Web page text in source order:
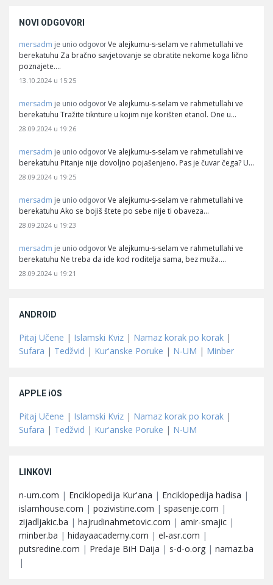
NOVI ODGOVORI
mersadm je unio odgovor Ve alejkumu-s-selam ve rahmetullahi ve
berekatuhu Za bračno savjetovanje se obratite nekome koga lično
poznajete.…
13.10.2024 u 15:25
mersadm je unio odgovor Ve alejkumu-s-selam ve rahmetullahi ve
berekatuhu Tražite tiknture u kojim nije korišten etanol. One u…
28.09.2024 u 19:26
mersadm je unio odgovor Ve alejkumu-s-selam ve rahmetullahi ve
berekatuhu Pitanje nije dovoljno pojašenjeno. Pas je čuvar čega? U…
28.09.2024 u 19:25
mersadm je unio odgovor Ve alejkumu-s-selam ve rahmetullahi ve
berekatuhu Ako se bojiš štete po sebe nije ti obaveza…
28.09.2024 u 19:23
mersadm je unio odgovor Ve alejkumu-s-selam ve rahmetullahi ve
berekatuhu Ne treba da ide kod roditelja sama, bez muža.…
28.09.2024 u 19:21
ANDROID
Pitaj Učene | Islamski Kviz | Namaz korak po korak |
Sufara | Tedžvid | Kur'anske Poruke | N-UM | Minber
APPLE iOS
Pitaj Učene | Islamski Kviz | Namaz korak po korak |
Sufara | Tedžvid | Kur'anske Poruke | N-UM
LINKOVI
n-um.com | Enciklopedija Kur'ana | Enciklopedija hadisa |
islamhouse.com | pozivistine.com | spasenje.com |
zijadljakic.ba | hajrudinahmetovic.com | amir-smajic |
minber.ba | hidayaacademy.com | el-asr.com |
putsredine.com | Predaje BiH Daija | s-d-o.org | namaz.ba
|